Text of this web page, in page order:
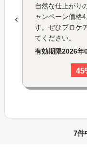
自然な仕上がり
ャンペーン価格
す。ぜひプロケ
てください。
有効期限2026年
7